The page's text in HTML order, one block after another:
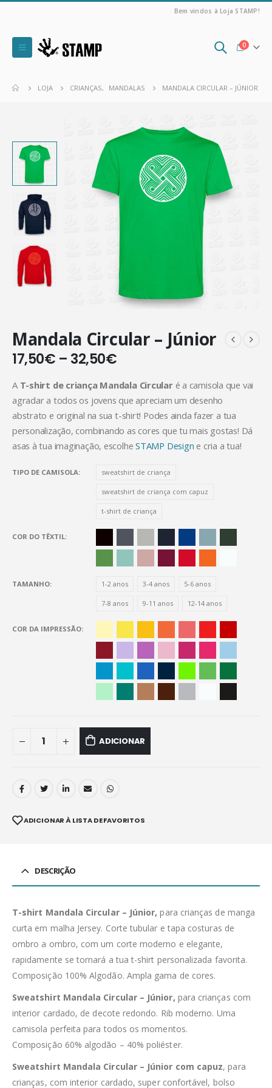
Bem vindos à Loja STAMP!
0
LOJA CRIANÇAS, MANDALAS MANDALA CIRCULAR – JÚNIOR
Mandala Circular – Júnior
17,50€ – 32,50€
A T-shirt de criança Mandala Circularé a camisola que vai
agradar a todos os jovens que apreciam um desenho
abstrato e original na sua t-shirt! Podes ainda fazer a tua
personalização, combinando as cores que tu mais gostas! Dá
asas à tua imaginação, escolheSTAMP Design e cria a tua!
TIPO DE CAMISOLA sweatshirt de criança
sweatshirt de criança com capuz
t-shirt de criança
COR DO TÊXTIL
TAMANHO 1-2 anos 3-4 anos 5-6 anos
7-8 anos 9-11 anos 12-14 anos
COR DA IMPRESSÃO
ADICIONAR
ADICIONAR À LISTA DE FAVORITOS
DESCRIÇÃO
T-shirt Mandala Circular – Júnior, para crianças de manga
curta em malha Jersey. Corte tubular e tapa costuras de
ombro a ombro, com um corte moderno e elegante,
rapidamente se tornará a tua t-shirt personalizada favorita.
Composição 100% Algodão. Ampla gama de cores.
Sweatshirt Mandala Circular – Júnior, para crianças com
interior cardado, de decote redondo. Rib moderno. Uma
camisola perfeita para todos os momentos.
Composição 60% algodão – 40% poliéster.
Sweatshirt Mandala Circular – Júnior com capuz, para
crianças, com interior cardado, super confortável, bolso